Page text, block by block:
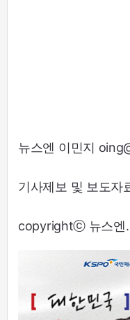
뉴스엔 이민지
기사제보 및 보도
copyrightⓒ 뉴스엔.